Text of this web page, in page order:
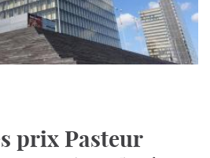
prix Pasteur